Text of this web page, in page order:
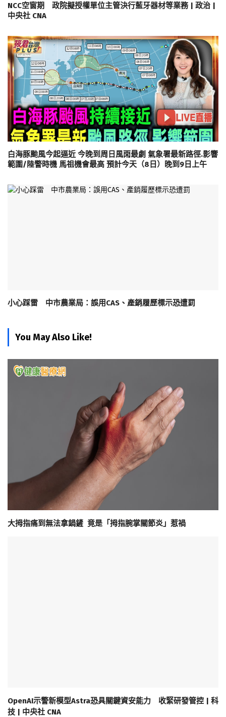
NCC空窗期 政院擬授權單位主管決行藍牙器材等業務 | 政治 |
中央社 CNA
白海豚颱風今起逼近 今晚到周日風雨最劇 氣象署最新路徑.影響
範圍/陸警時機 馬祖機會最高 預計今天（8日）晚到9日上午
小心踩雷 中市農業局：誤用CAS、產銷履歷標示恐遭罰
You May Also Like!
大拇指痛到無法拿鍋鏟 竟是「拇指腕掌關節炎」惹禍
OpenAI示警新模型Astra恐具關鍵資安能力 收緊研發管控 | 科
技 | 中央社 CNA